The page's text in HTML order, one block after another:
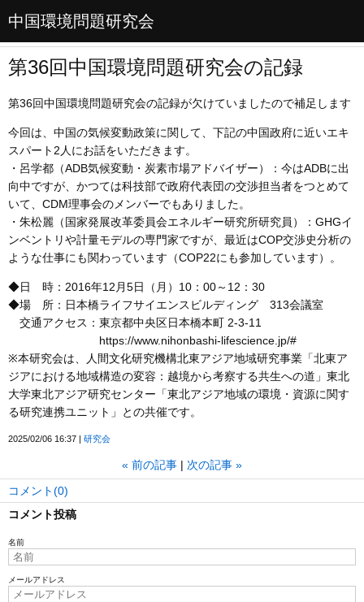
中国環境問題研究会
第36回中国環境問題研究会の記録
第36回中国環境問題研究会の記録が欠けていましたので補足します
今回は、中国の気候変動政策に関して、下記の中国政府に近いエキ
スパート2人にお話をいただきます。
・呂学都（ADB気候変動・炭素市場アドバイザー）：今はADBに出
向中ですが、かつては科技部で政府代表団の交渉担当者をつとめて
いて、CDM理事会のメンバーでもありました。
・朱松麗（国家発展改革委員会エネルギー研究所研究員）：GHGイ
ンベントリや計量モデルの専門家ですが、最近はCOP交渉史分析の
ような仕事にも関わっています（COP22にも参加しています）。
◆日 時：2016年12月5日（月）10：00～12：30
◆場 所：日本橋ライフサイエンスビルディング 313会議室
交通アクセス：東京都中央区日本橋本町 2-3-11
https://www.nihonbashi-lifescience.jp/#
※本研究会は、人間文化研究機構北東アジア地域研究事業「北東ア
ジアにおける地域構造の変容：越境から考察する共生への道」東北
大学東北アジア研究センター「東北アジア地域の環境・資源に関す
る研究連携ユニット」との共催です。
2025/02/06 16:37 研究会
« 前の記事 次の記事 »
コメント(0)
コメント投稿
名前
メールアドレス